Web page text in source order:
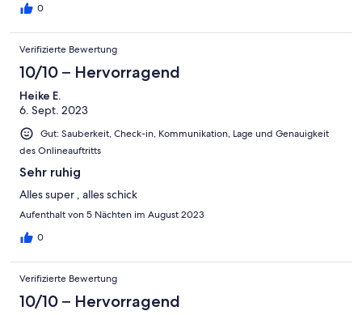
0
Verifizierte Bewertung
10/10 – Hervorragend
Heike E.
6. Sept. 2023
Gut: Sauberkeit, Check-in, Kommunikation, Lage und Genauigkeit
des Onlineauftritts
Sehr ruhig
Alles super , alles schick
Aufenthalt von 5 Nächten im August 2023
0
Verifizierte Bewertung
10/10 – Hervorragend